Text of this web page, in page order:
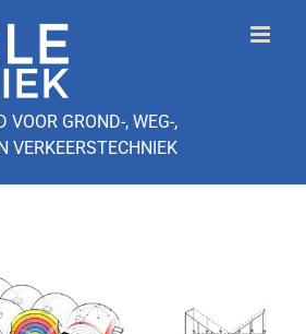
VOOR GROND-, WEG-,
VERKEERSTECHNIEK